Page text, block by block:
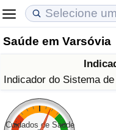
Saúde em Varsóvia
Indicador do Sistema
Cuidados de Saúde
Custo de Vida
Indicador de Custo de
Indicador de Custo de
Preços de Imóveis
Indicador de Preços
Indicador de Preços
Qualidade de Vida
Indicador de
Indicador de